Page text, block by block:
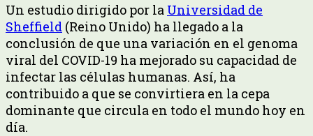
Un estudio dirigido por la Universidad de
Sheffield (Reino Unido) ha llegado a la
conclusión de que una variación en el genoma
viral del COVID-19 ha mejorado su capacidad de
infectar las células humanas. Así, ha
contribuido a que se convirtiera en la cepa
dominante que circula en todo el mundo hoy en
día.